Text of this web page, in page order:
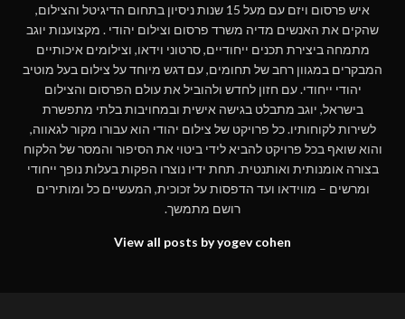
איש פרסום ויזם עם מעל 15 שנות ניסיון בתחום הדיגיטל והצילום,
שהקים את האנשים מדיה משרד פרסום וצילום יהודי . מקצוענות יוגב
מתמחה ביצירת תכנים ייחודיים, סרטוני וידאו, וצילומים איכותיים
המבקרים במגוון רחב של תחומים, עם דגש מיוחד על צילום בעל מוטיב
יהודי ייחודי. עם חזון לחדש ולהוביל את עולם הפרסום והצילום
בישראל, יוגב מתבלט בגישה אישית ובמחויבות בלתי מתפשרת
לשירות לקוחותיו. כל פרויקט של צילום יהודי הוא עבורו מקור לגאווה,
והוא שואף בכל פרויקט להביא לידי ביטוי את הסיפור והמסר של הלקוח
בצורה אומנותית ואותנטית. תחת ידיו נוצרו הפקות בעלות נופך ייחודי
ומרשים – מווידאו ועד הדפסות על זכוכית, המעשיים כל ומותירים
רושם מתמשך.
View all posts by yogev cohen